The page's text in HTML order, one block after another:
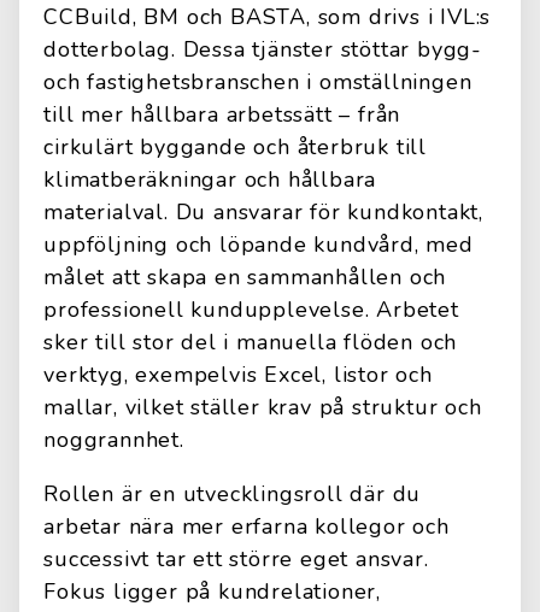
CCBuild, BM och BASTA, som drivs i IVL:s
dotterbolag. Dessa tjänster stöttar bygg-
och fastighetsbranschen i omställningen
till mer hållbara arbetssätt – från
cirkulärt byggande och återbruk till
klimatberäkningar och hållbara
materialval. Du ansvarar för kundkontakt,
uppföljning och löpande kundvård, med
målet att skapa en sammanhållen och
professionell kundupplevelse. Arbetet
sker till stor del i manuella flöden och
verktyg, exempelvis Excel, listor och
mallar, vilket ställer krav på struktur och
noggrannhet.
Rollen är en utvecklingsroll där du
arbetar nära mer erfarna kollegor och
successivt tar ett större eget ansvar.
Fokus ligger på kundrelationer,